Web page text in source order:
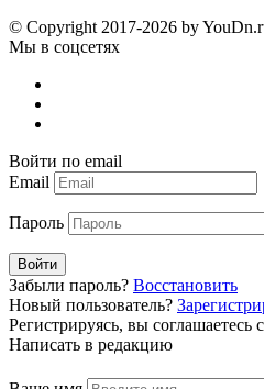
© Copyright 2017-2026 by
Мы в соцсетях
Войти по email
Email
Пароль
Войти
Забыли пароль? Восстановить
Новый пользователь?
Регистрируясь, вы соглашаетесь с
Написать в редакцию